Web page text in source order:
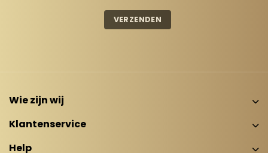
Wie zijn wij
Klantenservice
Help